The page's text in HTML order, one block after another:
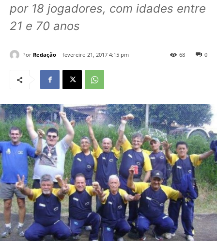
por 18 jogadores, com idades entre
21 e 70 anos
Por Redação fevereiro 21, 2017 4:15 pm 0
68